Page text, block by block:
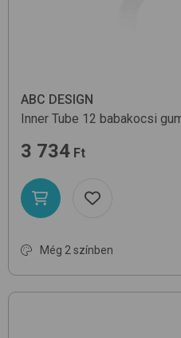
ABC DESIGN
Inner Tube 12 babakocsi
3 734 Ft
Még 2 színben